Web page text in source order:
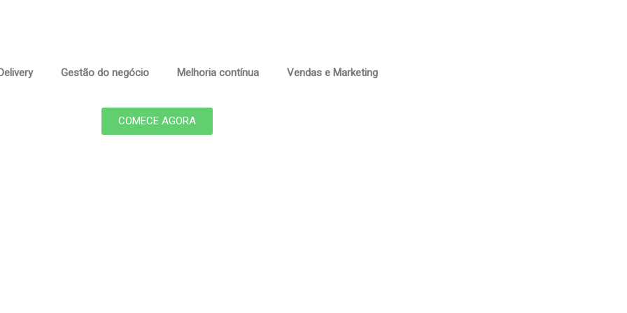
Gestão do negócio Melhoria contínua Vendas e Marketing
COMECE AGORA